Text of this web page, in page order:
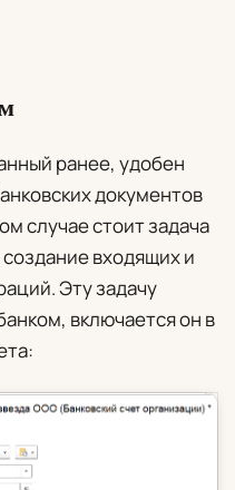
ранее, удобен
документов
случае стоит задача
входящих и
Эту задачу
включается он в